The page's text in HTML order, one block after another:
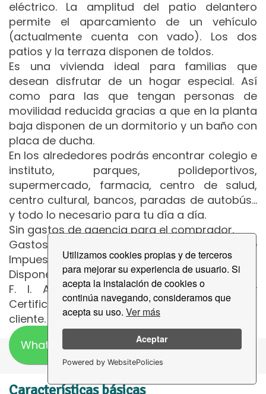
Utilizamos cookies propias y de terceros
para mejorar su experiencia de usuario. Si
acepta la instalación de cookies o
continúa navegando, consideramos que
acepta su uso. Ver más
Aceptar
Powered by WebsitePolicies
eléctrico. La amplitud del patio delantero
permite el aparcamiento de un vehículo
(actualmente cuenta con vado). Los dos
patios y la terraza disponen de toldos.
Es una vivienda ideal para familias que
desean disfrutar de un hogar especial. Así
como para las que tengan personas de
movilidad reducida gracias a que en la planta
baja disponen de un dormitorio y un baño con
placa de ducha.
En los alrededores podrás encontrar colegio e
instituto, parques, polideportivos,
supermercado, farmacia, centro de salud,
centro cultural, bancos, paradas de autobús…
y todo lo necesario para tu día a día.
Sin gastos de agencia para el comprador.
Gastos de Notaría, Financiación, Registro e
Impuestos no incluidos.
Disponemos de asesoramiento financiero.
F. I. A. (Ficha Informativa Abreviada) y
Certificación Energética a disposición del
cliente.
Características básicas
WhatsApp